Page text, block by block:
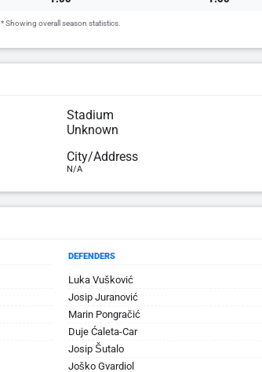
* Showing overall season statistics.
Stadium
Unknown
City/Address
N/A
DEFENDERS
Luka Vušković
Josip Juranović
Marin Pongračić
Duje Ćaleta-Car
Josip Šutalo
Joško Gvardiol